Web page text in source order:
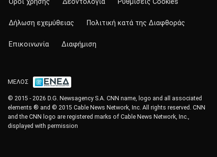
Όροι χρήσης Δεοντολογία Ρυθμίσεις Cookies
Δήλωση εχεμύθειας Πολιτική κατά της Διαφθοράς
Επικοινωνία Διαφήμιση
ΜΕΛΟΣ
© 2015 - 2026 D.G. Newsagency S.A. CNN name, logo and all associated
elements ® and © 2015 Cable News Network, Inc. All rights reserved. CNN
and the CNN logo are registered marks of Cable News Network, Inc.,
displayed with permission